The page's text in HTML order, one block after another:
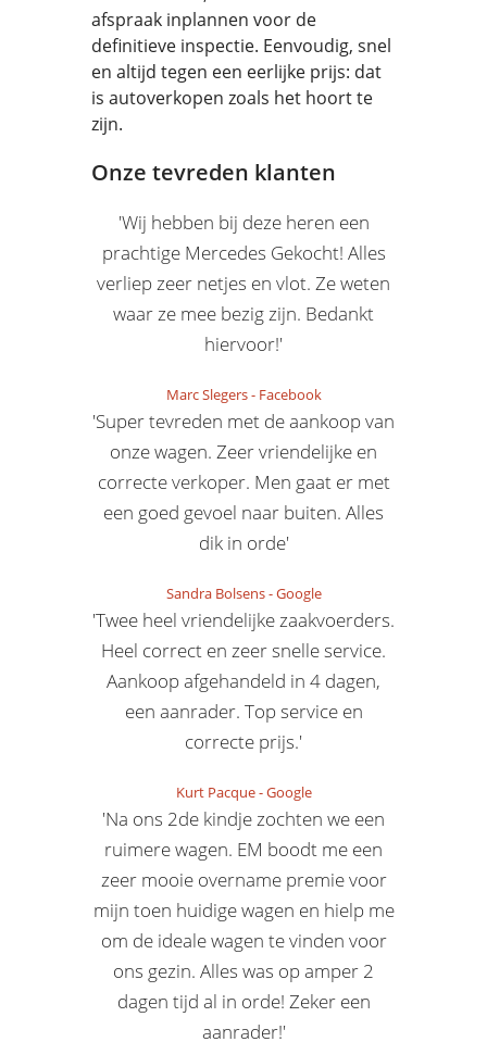
afspraak inplannen voor de
definitieve inspectie. Eenvoudig, snel
en altijd tegen een eerlijke prijs: dat
is autoverkopen zoals het hoort te
zijn.
Onze tevreden klanten
'Wij hebben bij deze heren een
prachtige Mercedes Gekocht! Alles
verliep zeer netjes en vlot. Ze weten
waar ze mee bezig zijn. Bedankt
hiervoor!'
Marc Slegers- Facebook
'Super tevreden met de aankoop van
onze wagen. Zeer vriendelijke en
correcte verkoper. Men gaat er met
een goed gevoel naar buiten. Alles
dik in orde'
Sandra Bolsens-Google
'Twee heel vriendelijke zaakvoerders.
Heel correct en zeer snelle service.
Aankoop afgehandeld in 4 dagen,
een aanrader. Top service en
correcte prijs.'
Kurt Pacque-Google
'Na ons 2de kindje zochten we een
ruimere wagen. EM boodt me een
zeer mooie overname premie voor
mijn toen huidige wagen en hielp me
om de ideale wagen te vinden voor
ons gezin. Alles was op amper 2
dagen tijd al in orde! Zeker een
aanrader!'